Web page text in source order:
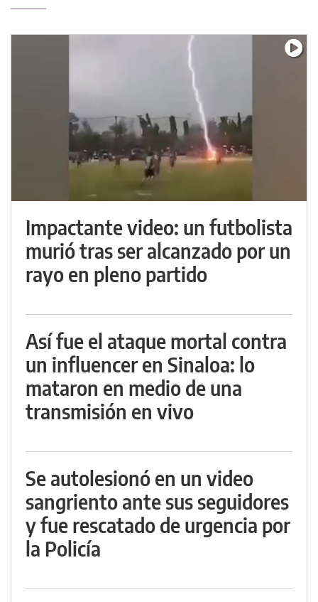
Impactante video: un futbolista
murió tras ser alcanzado por un
rayo en pleno partido
Así fue el ataque mortal contra
un influencer en Sinaloa: lo
mataron en medio de una
transmisión en vivo
Se autolesionó en un video
sangriento ante sus seguidores
y fue rescatado de urgencia por
la Policía